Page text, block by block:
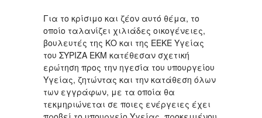
Για το κρίσιμο και ζέον αυτό θέμα, το
οποίο ταλανίζει χιλιάδες οικογένειες,
βουλευτές της ΚΟ και της ΕΕΚΕ Υγείας
του ΣΥΡΙΖΑ ΕΚΜ κατέθεσαν σχετική
ερώτηση προς την ηγεσία του υπουργείου
Υγείας, ζητώντας και την κατάθεση όλων
των εγγράφων, με τα οποία θα
τεκμηριώνεται σε ποιες ενέργειες έχει